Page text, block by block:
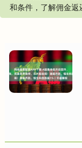
和条件，了解佣金返